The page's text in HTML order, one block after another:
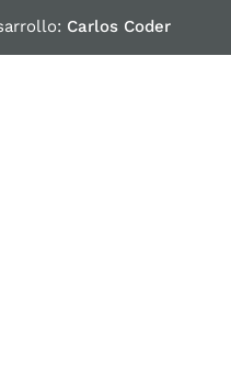
Carlos Coder